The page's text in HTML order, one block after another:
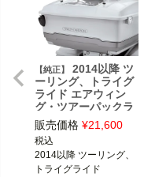
【純正】
2014以降 ツ
ーリング、トライグ
ライド エアウィン
グ・ツアーパックラ
ック用 LEDテールラ
イト (クローム/レッ
ド)
販売価格 ¥21,600
税込
2014以降 ツーリング、
トライグライド